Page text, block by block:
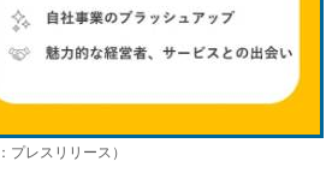
プレスリリース）